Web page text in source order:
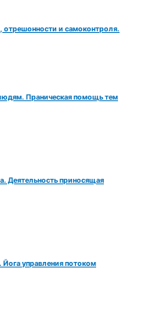
отрешонности и самоконтроля.
Праническая помощь тем
Деятельность приносящая
Йога управления потоком